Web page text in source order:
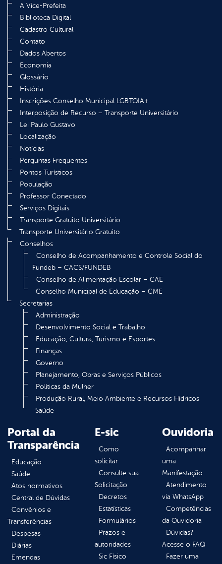
A Vice-Prefeita
Biblioteca Digital
Cadastro Cultural
Contato
Dados Abertos
Economia
Glossário
História
Inscrições Conselho Municipal LGBTQIA+
Interposição de Recurso – Transporte Universitário
Lei Paulo Gustavo
Localização
Notícias
Perguntas Frequentes
Pontos Turísticos
População
Professor Conectado
Serviços Digitais
Transporte Gratuito Universitário
Transporte Universitário Gratuito
Conselhos
Conselho de Acompanhamento e Controle Social do
Fundeb – CACS/FUNDEB
Conselho de Alimentação Escolar – CAE
Conselho Municipal de Educação – CME
Secretarias
Administração
Desenvolvimento Social e Trabalho
Educação, Cultura, Turismo e Esportes
Finanças
Governo
Planejamento, Obras e Serviços Públicos
Políticas da Mulher
Produção Rural, Meio Ambiente e Recursos Hídricos
Saúde
Portal da
Transparência
Educação
Saúde
Atos normativos
Central de Dúvidas
Convênios e
Transferências
Despesas
Diárias
Emendas
E-sic
Como
solicitar
Consulte sua
Solicitação
Decretos
Estatísticas
Formulários
Prazos e
autoridades
Sic Físico
Ouvidoria
Acompanhar
uma
Manifestação
Atendimento
via WhatsApp
Competências
da Ouvidoria
Dúvidas?
Acesse o FAQ
Fazer uma